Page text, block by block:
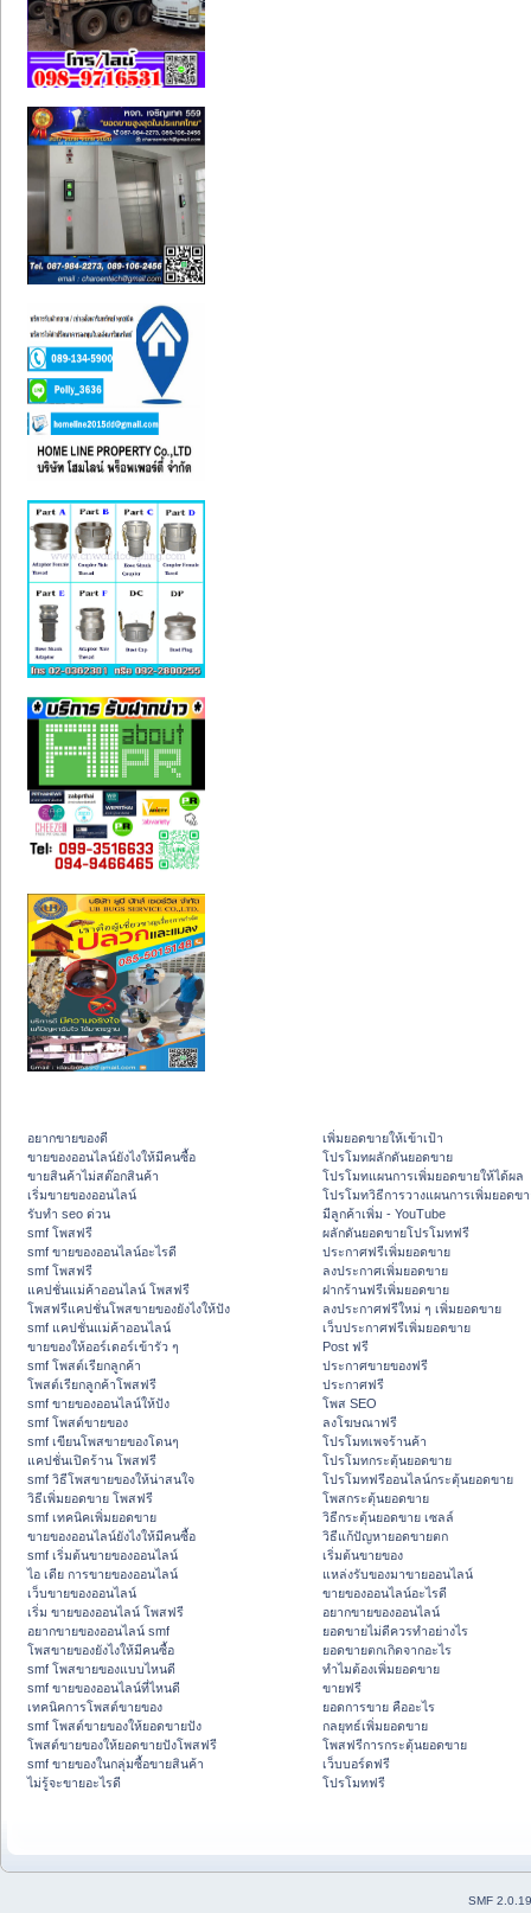
อยากขายของดี
ขายของออนไลน์ยังไงให้มีคนซื้อ
ขายสินค้าไม่สต๊อกสินค้า
เริ่มขายของออนไลน์
รับทำ seo ด่วน
smf โพสฟรี
smf ขายของออนไลน์อะไรดี
smf โพสฟรี
แคปชั่นแม่ค้าออนไลน์ โพสฟรี
โพสฟรีแคปชั่นโพสขายของยังไงให้ปัง
smf แคปชั่นแม่ค้าออนไลน์
ขายของให้ออร์เดอร์เข้ารัว ๆ
smf โพสต์เรียกลูกค้า
โพสต์เรียกลูกค้าโพสฟรี
smf ขายของออนไลน์ให้ปัง
smf โพสต์ขายของ
smf เขียนโพสขายของโดนๆ
แคปชั่นเปิดร้าน โพสฟรี
smf วิธีโพสขายของให้น่าสนใจ
วิธีเพิ่มยอดขาย โพสฟรี
smf เทคนิคเพิ่มยอดขาย
ขายของออนไลน์ยังไงให้มีคนซื้อ
smf เริ่มต้นขายของออนไลน์
ไอ เดีย การขายของออนไลน์
เว็บขายของออนไลน์
เริ่ม ขายของออนไลน์ โพสฟรี
อยากขายของออนไลน์ smf
โพสขายของยังไงให้มีคนซื้อ
smf โพสขายของแบบไหนดี
smf ขายของออนไลน์ที่ไหนดี
เทคนิคการโพสต์ขายของ
smf โพสต์ขายของให้ยอดขายปัง
โพสต์ขายของให้ยอดขายปังโพสฟรี
smf ขายของในกลุ่มซื้อขายสินค้า
ไม่รู้จะขายอะไรดี
เพิ่มยอดขายให้เข้าเป้า
โปรโมทผลักดันยอดขาย
โปรโมทแผนการเพิ่มยอดขายให้ได้ผล
โปรโมทวิธีการวางแผนการเพิ่มยอดข
มีลูกค้าเพิ่ม - YouTube
ผลักดันยอดขายโปรโมทฟรี
ประกาศฟรีเพิ่มยอดขาย
ลงประกาศเพิ่มยอดขาย
ฝากร้านฟรีเพิ่มยอดขาย
ลงประกาศฟรีใหม่ ๆ เพิ่มยอดขาย
เว็บประกาศฟรีเพิ่มยอดขาย
Post ฟรี
ประกาศขายของฟรี
ประกาศฟรี
โพส SEO
ลงโฆษณาฟรี
โปรโมทเพจร้านค้า
โปรโมทกระตุ้นยอดขาย
โปรโมทฟรีออนไลน์กระตุ้นยอดขาย
โพสกระตุ้นยอดขาย
วิธีกระตุ้นยอดขาย เซลล์
วิธีแก้ปัญหายอดขายตก
เริ่มต้นขายของ
แหล่งรับของมาขายออนไลน์
ขายของออนไลน์อะไรดี
อยากขายของออนไลน์
ยอดขายไม่ดีควรทำอย่างไร
ยอดขายตกเกิดจากอะไร
ทำไมต้องเพิ่มยอดขาย
ขายฟรี
ยอดการขาย คืออะไร
กลยุทธ์เพิ่มยอดขาย
โพสฟรีการกระตุ้นยอดขาย
เว็บบอร์ดฟรี
โปรโมทฟรี
SMF 2.0.19